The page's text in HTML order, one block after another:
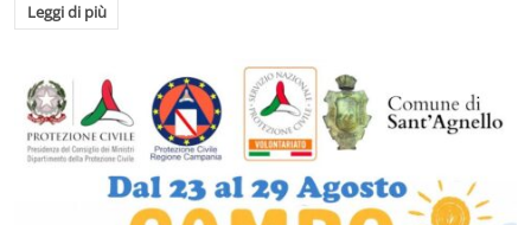
Leggi di più